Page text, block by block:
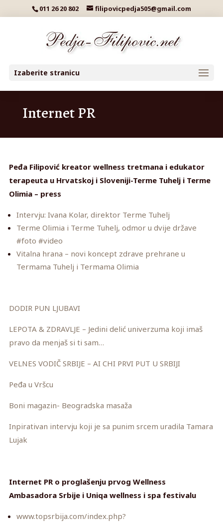
011 26 20 802 filipovicpedja505@gmail.com
Izaberite stranicu
Internet PR
Peđa Filipović kreator wellness tretmana i edukator
terapeuta u Hrvatskoj i Sloveniji-Terme Tuhelj i Terme
Olimia – press
Intervju: Ivana Kolar, direktor Terme Tuhelj
Terme Olimia i Terme Tuhelj, odmor u dvije države
#foto #video
Vitalna hrana – novi koncept zdrave prehrane u
Termama Tuhelj i Termama Olimia
DODIR PUN LJUBAVI
LEPOTA & ZDRAVLJE – Jedini delić univerzuma koji imaš
pravo da menjaš si ti sam…
VELNES VODIČ SRBIJE – AI CHI PRVI PUT U SRBIJI
Peđa u Vršcu
Boni magazin- Beogradska masaža
Inpirativan intervju koji je sa punim srcem uradila Tamara
Lujak
Internet PR o proglašenju prvog Wellness
Ambasadora Srbije i Uniqa wellness i spa festivalu
www.topsrbija.com/index.php?